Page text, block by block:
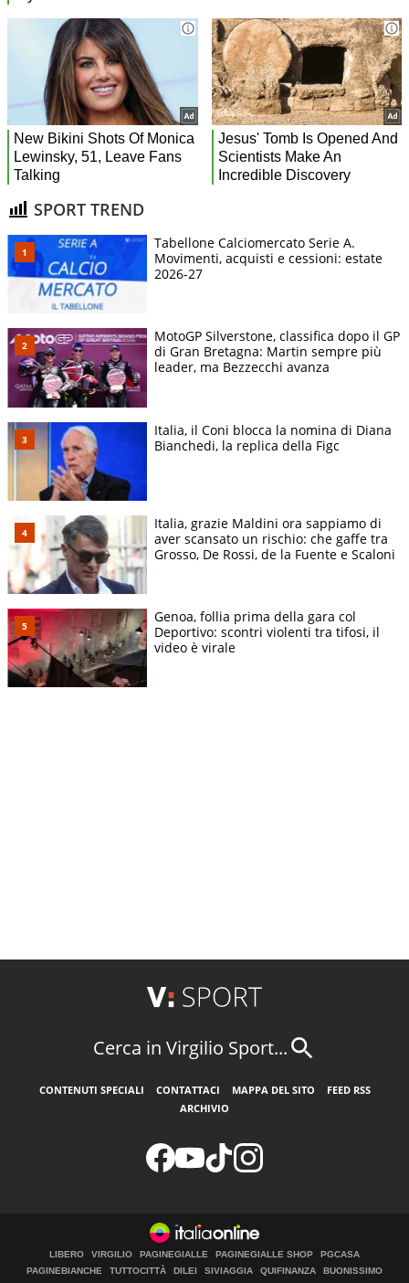
SPORT TREND
Tabellone Calciomercato Serie A.
Movimenti, acquisti e cessioni: estate
2026-27
MotoGP Silverstone, classifica dopo il GP
di Gran Bretagna: Martin sempre più
leader, ma Bezzecchi avanza
Italia, il Coni blocca la nomina di Diana
Bianchedi, la replica della Figc
Italia, grazie Maldini ora sappiamo di
aver scansato un rischio: che gaffe tra
Grosso, De Rossi, de la Fuente e Scaloni
Genoa, follia prima della gara col
Deportivo: scontri violenti tra tifosi, il
video è virale
Cerca in Virgilio Sport...
CONTENUTI SPECIALI CONTATTACI MAPPA DEL SITO
FEED RSS
ARCHIVIO
LIBERO VIRGILIO PAGINEGIALLE PAGINEGIALLE SHOP
PGCASA
PAGINEBIANCHE
TUTTOCITTÀ DILEI SIVIAGGIA QUIFINANZA
BUONISSIMO